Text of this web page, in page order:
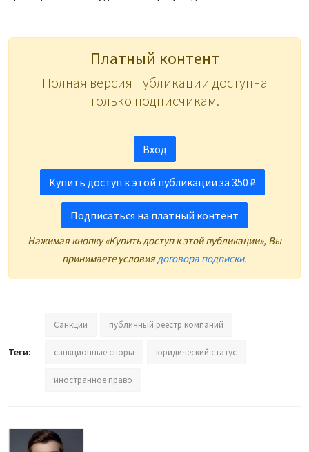
Платный контент
Полная версия публикации доступна
только подписчикам.
Вход
Купить доступ к этой публикации за 350 ₽
Подписаться на платный контент
Нажимая кнопку «Купить доступ к этой публикации», Вы
принимаете условия договора подписки.
Теги:
Санкции публичный реестр компаний
санкционные споры юридический статус
иностранное право